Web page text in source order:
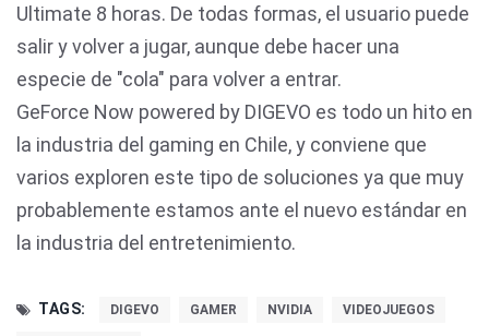
Ultimate 8 horas. De todas formas, el usuario puede
salir y volver a jugar, aunque debe hacer una
especie de "cola" para volver a entrar.
GeForce Now powered by DIGEVO es todo un hito en
la industria del gaming en Chile, y conviene que
varios exploren este tipo de soluciones ya que muy
probablemente estamos ante el nuevo estándar en
la industria del entretenimiento.
TAGS: DIGEVO GAMER NVIDIA VIDEOJUEGOS